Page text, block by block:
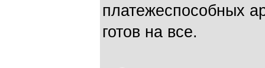
платежеспособных
готов на все.